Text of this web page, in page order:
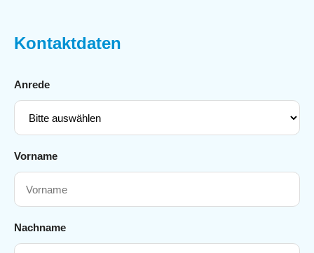
Kontaktdaten
Anrede
Vorname
Nachname